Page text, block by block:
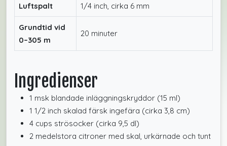
Luftspalt 1/4 inch, cirka 6 mm
Grundtid vid
0–305 m
20 minuter
Ingredienser
1 msk blandade inläggningskryddor (15 ml)
1 1/2 inch skalad färsk ingefära (cirka 3,8 cm)
4 cups strösocker (cirka 9,5 dl)
2 medelstora citroner med skal, urkärnade och tunt